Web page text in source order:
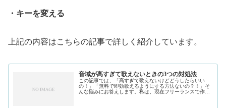
・キーを変える
上記の内容はこちらの記事で詳しく紹介しています。
音域が高すぎて歌えないときの3つの対処法
この記事では、「高すぎて歌えないけどどうしたらいい
の！」「無料で即効歌えるようにする方法ないの？！」そ
んな悩みにお答えします。私は、現在フリーランスで作曲